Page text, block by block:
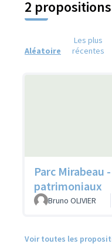
2 propositions
Aléatoire
Les plus
récentes
Parc Mirabeau
patrimoniaux
Bruno OLIVIER
Voir toutes les